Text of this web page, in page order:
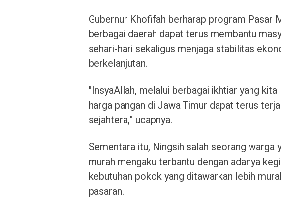
Gubernur Khofifah berharap program Pasar
berbagai daerah dapat terus membantu
sehari-hari sekaligus menjaga stabilitas
berkelanjutan.
"InsyaAllah, melalui berbagai ikhtiar yang
harga pangan di Jawa Timur dapat terus
sejahtera," ucapnya.
Sementara itu, Ningsih salah seorang warga
murah mengaku terbantu dengan adanya
kebutuhan pokok yang ditawarkan lebih
pasaran.